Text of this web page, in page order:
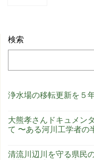
検索
浄水場の移転更新を５
大熊孝さんドキュメン
て 〜ある河川工学者の
清流川辺川を守る県民